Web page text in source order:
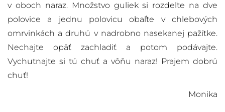
v oboch naraz. Množstvo guliek si rozdeľte na dve
polovice a jednu polovicu obaľte v chlebových
omrvinkách a druhú v nadrobno nasekanej pažítke.
Nechajte opäť zachladiť a potom podávajte.
Vychutnajte si tú chuť a vôňu naraz! Prajem dobrú
chuť!
Monika